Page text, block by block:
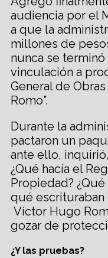
audiencia por el
a que la
millones de
nunca se
vinculación a
General de
Romo”.
Durante la
pactaron un
ante ello, inquirió,
¿Qué hacía el
Propiedad?
qué escrituraban
Víctor Hugo
gozar de
¿Y las pruebas?